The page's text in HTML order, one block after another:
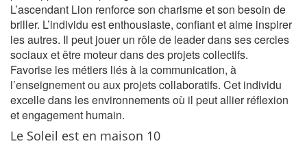
L’ascendant Lion renforce son charisme et son besoin de
briller. L’individu est enthousiaste, confiant et aime inspirer
les autres. Il peut jouer un rôle de leader dans ses cercles
sociaux et être moteur dans des projets collectifs.
Favorise les métiers liés à la communication, à
l’enseignement ou aux projets collaboratifs. Cet individu
excelle dans les environnements où il peut allier réflexion
et engagement humain.
Le Soleil est en maison 10